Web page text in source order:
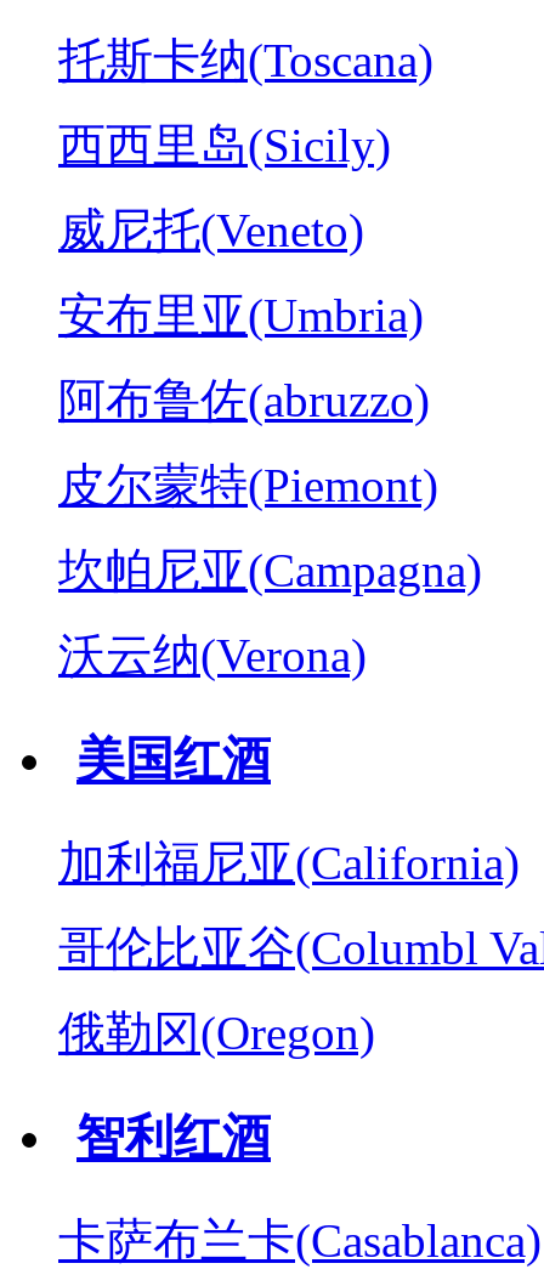
托斯卡纳(Toscana)
西西里岛(Sicily)
威尼托(Veneto)
安布里亚(Umbria)
阿布鲁佐(abruzzo)
皮尔蒙特(Piemont)
坎帕尼亚(Campagna)
沃云纳(Verona)
美国红酒
加利福尼亚(California)
哥伦比亚谷(Columbl
俄勒冈(Oregon)
智利红酒
卡萨布兰卡(Casablanca)